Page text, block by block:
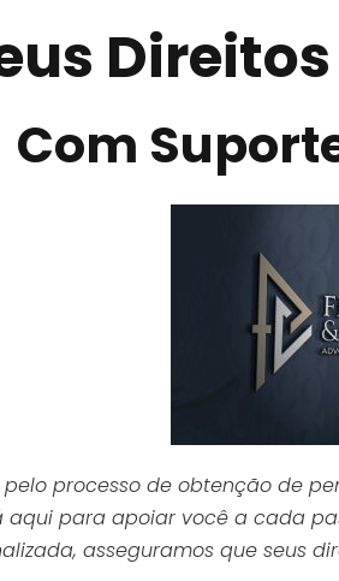
Com
processo de obtenção de
aqui para apoiar você a cada
asseguramos que seus